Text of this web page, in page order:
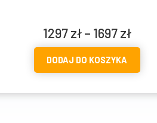
450zł
DODAJ DO KOSZYKA